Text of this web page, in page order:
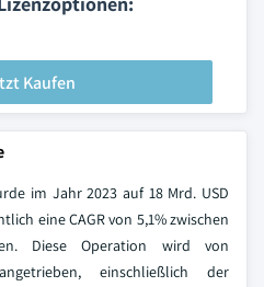
Kaufen
im Jahr 2023 auf 18 Mrd. USD
eine CAGR von 5,1% zwischen
Diese Operation wird von
einschließlich der